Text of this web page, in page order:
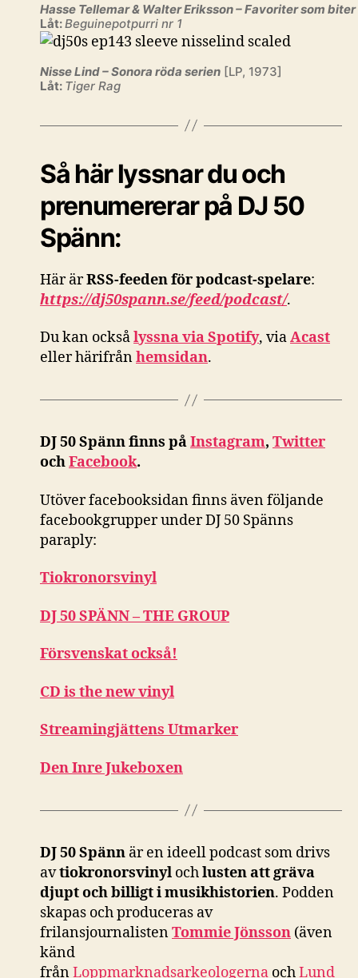
Hasse Tellemar & Walter Eriksson – Favoriter som biter
Låt:Beguinepotpurri nr 1
Nisse Lind – Sonora röda serien [LP, 1973]
Låt: Tiger Rag
Så här lyssnar du och
prenumererar på DJ 50
Spänn:
Här ärRSS-feeden för podcast-spelare:
https://dj50spann.se/feed/podcast/.
Du kan ocksålyssna via Spotify, viaAcast
eller härifrånhemsidan.
DJ 50 Spänn finns påInstagram, Twitter
ochFacebook.
Utöver facebooksidan finns även följande
facebookgrupper under DJ 50 Spänns
paraply:
Tiokronorsvinyl
DJ 50 SPÄNN – THE GROUP
Försvenskat också!
CD is the new vinyl
Streamingjättens Utmarker
Den Inre Jukeboxen
DJ 50 Spänn är en ideell podcast som drivs
avtiokronorsvinyl ochlusten att gräva
djupt och billigt i musikhistorien. Podden
skapas och produceras av
frilansjournalistenTommie Jönsson (även
känd
frånLoppmarknadsarkeologerna ochLund